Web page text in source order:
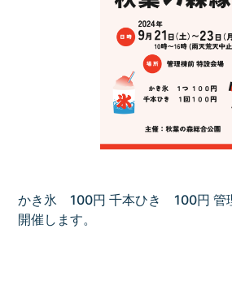
かき氷 100円 千本ひき 100円 管
開催します。